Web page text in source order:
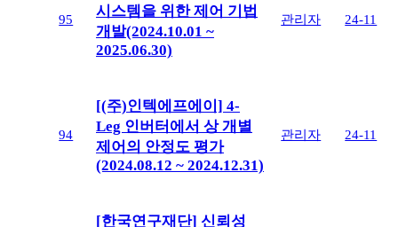
95
시스템을 위한 제어 기법
개발(2024.10.01 ~
2025.06.30)
관리자 24-11
94
[(주)인텍에프에이] 4-
Leg 인버터에서 상 개별
제어의 안정도 평가
(2024.08.12 ~ 2024.12.31)
관리자 24-11
[한국연구재단] 신뢰성